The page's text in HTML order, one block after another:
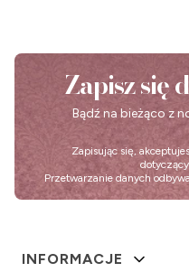
Zapisz się
Bądź na bieżąco z
Zapisując się,
Przetwarzanie danych
Linki w stopce
INFORMACJE